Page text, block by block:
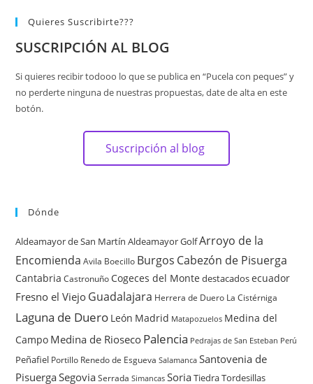
Quieres Suscribirte???
SUSCRIPCIÓN AL BLOG
Si quieres recibir todooo lo que se publica en “Pucela con peques” y
no perderte ninguna de nuestras propuestas, date de alta en este
botón.
Suscripción al blog
Dónde
Aldeamayor de San Martín Aldeamayor GolfArroyo de la
Encomienda Avila Boecillo Burgos Cabezón de Pisuerga
Cantabria Castronuño Cogeces del Monte destacadosecuador
Fresno el Viejo Guadalajara Herrera de Duero La Cistérniga
Laguna de Duero León Madrid Matapozuelos Medina del
Campo Medina de Rioseco Palencia Pedrajas de San Esteban Perú
Peñafiel Portillo Renedo de Esgueva Salamanca Santovenia de
PisuergaSegovia Serrada Simancas SoriaTiedraTordesillas